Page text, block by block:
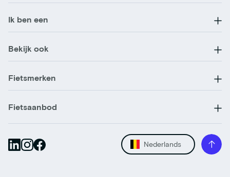
Ik ben een
Bekijk ook
Fietsmerken
Fietsaanbod
Nederlands